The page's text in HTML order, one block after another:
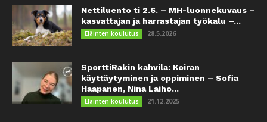
Nettiluento ti 2.6. – MH-luonnekuvaus –
kasvattajan ja harrastajan työkalu –...
Eläinten koulutus 28.5.2026
SporttiRakin kahvila: Koiran
käyttäytyminen ja oppiminen – Sofia
Haapanen, Nina Laiho...
Eläinten koulutus 21.12.2025